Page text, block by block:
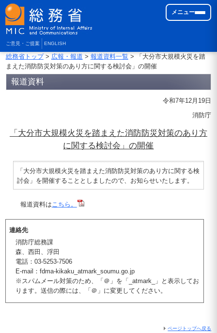
ご意見・ご提案 ENGLISH
メニュー
総務省トップ> 広報・報道 > 報道資料一覧> 「大分市大規模火災を踏
まえた消防防災対策のあり方に関する検討会」の開催
報道資料
令和7年12月19日
消防庁
「大分市大規模火災を踏まえた消防防災対策のあり方
に関する検討会」の開催
「大分市大規模火災を踏まえた消防防災対策のあり方に関する検
討会」を開催することとしましたので、お知らせいたします。
報道資料はこちら。
連絡先
消防庁総務課
森、西田、浮田
電話：03-5253-7506
E-mail：fdma-kikaku_atmark_soumu.go.jp
※スパムメール対策のため、「＠」を「_atmark_」と表示してお
ります。送信の際には、「＠」に変更してください。
ページトップへ戻る